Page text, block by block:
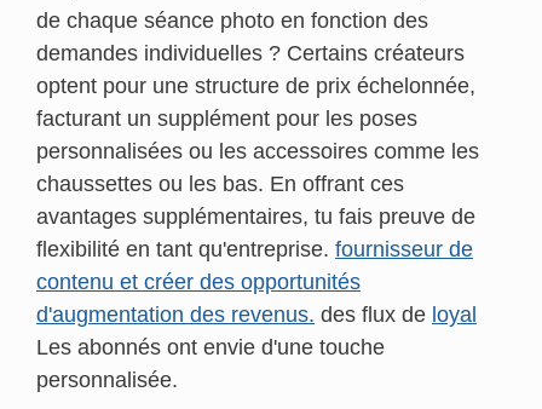
de chaque séance photo en fonction des
demandes individuelles ? Certains créateurs
optent pour une structure de prix échelonnée,
facturant un supplément pour les poses
personnalisées ou les accessoires comme les
chaussettes ou les bas. En offrant ces
avantages supplémentaires, tu fais preuve de
flexibilité en tant qu'entreprise. fournisseur de
contenu et créer des opportunités
d'augmentation des revenus. des flux de loyal
Les abonnés ont envie d'une touche
personnalisée.